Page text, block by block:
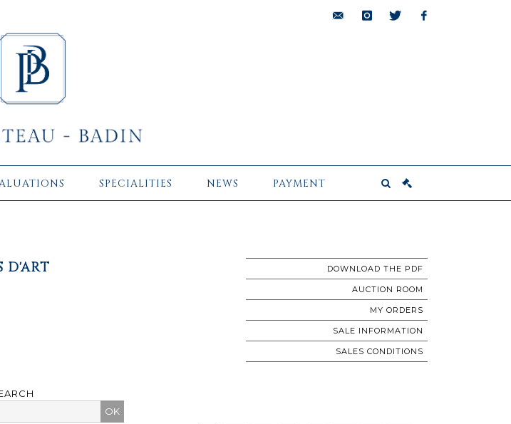
SPECIALITIES NEWS PAYMENT
D'ART DOWNLOAD THE PDF
AUCTION ROOM
MY ORDERS
SALE INFORMATION
SALES CONDITIONS